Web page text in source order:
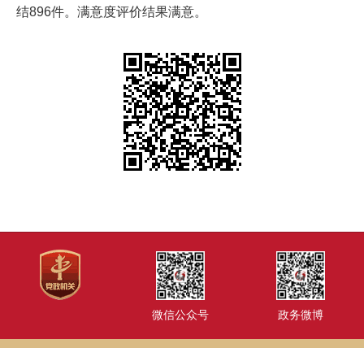
结896件。满意度评价结果满意。
微信公众号 政务微博